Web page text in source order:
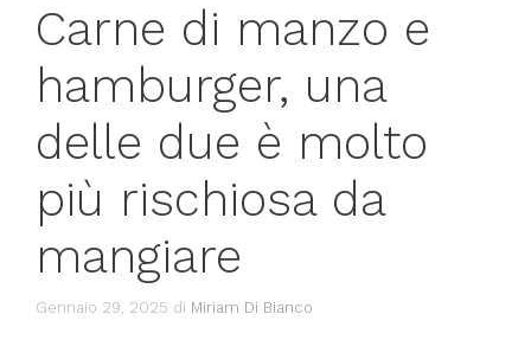
Carne di manzo e
hamburger, una
delle due è molto
più rischiosa da
mangiare
Gennaio 29, 2025 di Miriam Di Bianco